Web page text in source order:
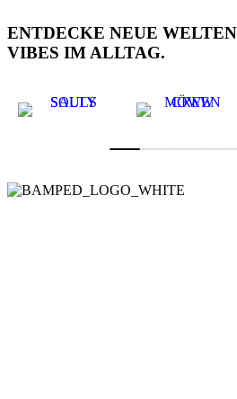
ENTDECKE NEUE
VIBES IM ALLTAG.